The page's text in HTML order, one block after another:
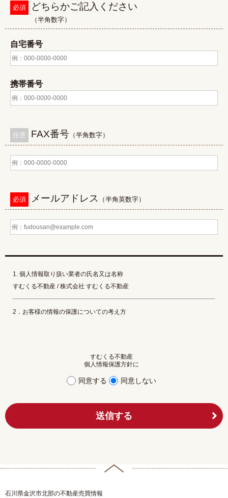
必須 どちらかご記入ください
（半角数字）
自宅番号
携帯番号
任意 FAX番号 （半角数字）
必須 メールアドレス （半角英数字）
1. 個人情報取り扱い業者の氏名又は名称
すむくる不動産 / 株式会社 すむくる不動産
2．お客様の情報の保護についての考え方
す。）の適正な保護を重大な責務と認識し、この責務を果たすために、次
(1) お客さま情報に適用される個人情報の保護に関する法律その他の関係
(2) お客さま情報の取扱いに関する規程を明確にし、従業者に周知徹底し
また、取引先等に対しても適切にお客さま情報を取り扱うように要請しま
すむくる不動産
個人情報保護方針に
同意する 同意しない
送信する
石川県金沢市北部の不動産売買情報